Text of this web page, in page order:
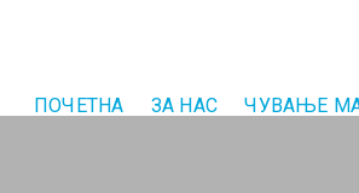
ПОЧЕТНА ЗА НАС ЧУВАЊЕ